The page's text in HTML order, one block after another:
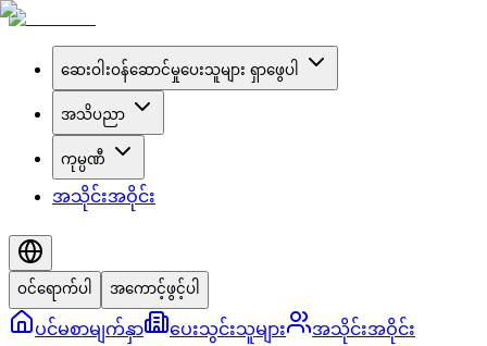
ဆေးဝါးဝန်ဆောင်မှုပေးသူများ ရှာဖွေပါ
အသိပညာ
ကုမ္ပဏီ
အသိုင်းအဝိုင်း
ဝင်ရောက်ပါ အကောင့်ဖွင့်ပါ
ပင်မစာမျက်နှာ ပေးသွင်းသူများ အသိုင်းအဝိုင်း